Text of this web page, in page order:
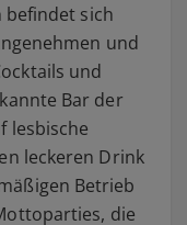
sich
und
und
Bar der
lesbische
leckeren Drink
Betrieb
die